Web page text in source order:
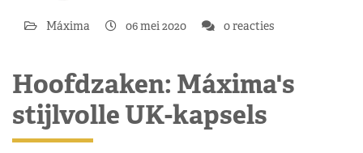
Máxima 06 mei 2020 0 reacties
Hoofdzaken: Máxima's
stijlvolle UK-kapsels